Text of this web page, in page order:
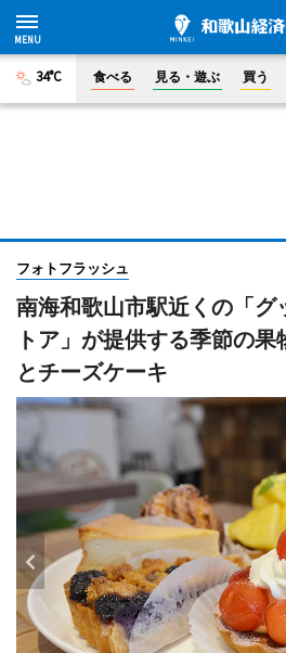
34°C 食べる 見る・遊ぶ 買う
フォトフラッシュ
南海和歌山市駅近くの「グ
トア」が提供する季節の果
とチーズケーキ